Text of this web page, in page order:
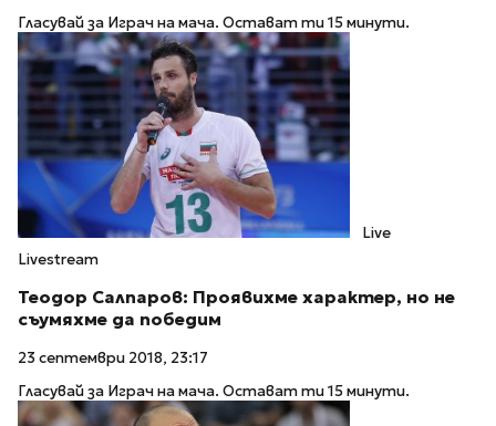
Гласувай за Играч на мача. Остават ти 15 минути.
Live
Livestream
Теодор Салпаров: Проявихме характер, но не
съумяхме да победим
23 септември 2018, 23:17
Гласувай за Играч на мача. Остават ти 15 минути.